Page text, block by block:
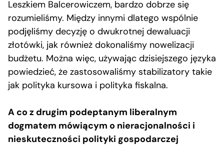
Leszkiem Balcerowiczem, bardzo dobrze się
rozumieliśmy. Między innymi dlatego wspólnie
podjęliśmy decyzję o dwukrotnej dewaluacji
złotówki, jak również dokonaliśmy nowelizacji
budżetu. Można więc, używając dzisiejszego języka
powiedzieć, że zastosowaliśmy stabilizatory takie
jak polityka kursowa i polityka fiskalna.
A co z drugim podeptanym liberalnym
dogmatem mówiącym o nieracjonalności i
nieskuteczności polityki gospodarczej